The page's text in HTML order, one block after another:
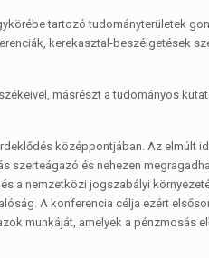
tartozó tudományterületek
kerekasztal-beszélgetések
másrészt a tudományos
középpontjában. Az elmúlt
és nehezen
a nemzetközi jogszabályi
A konferencia célja ezért
munkáját, amelyek a pénzmosás